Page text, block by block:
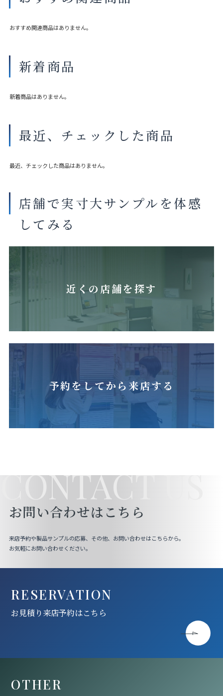
製品タイプやスラットカラーによって製作可能な寸法や仕様が異なる
操作性等は店舗にてご確認ください。
がございます。
※ペアタイプのレースはハニカム構造ではありません。
おすすめ関連商品はありません。
新着商品
新着商品はありません。
最近、チェックした商品
最近、チェックした商品はありません。
店舗で実寸大サンプルを体感
してみる
近くの店舗を探す
予約をしてから来店する
CONTACT US
お問い合わせはこちら
来店予約や製品サンプルの応募、その他、お問い合わせはこちらから。
お気軽にお問い合わせください。
RESERVATION
お見積り来店予約はこちら
OTHER